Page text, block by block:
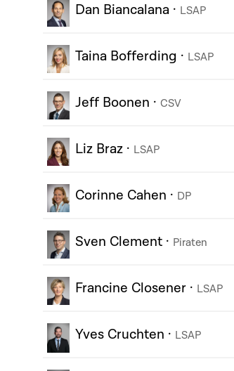
Dan Biancalana · LSAP
Taina Bofferding · LSAP
Jeff Boonen · CSV
Liz Braz · LSAP
Corinne Cahen · DP
Sven Clement · Piraten
Francine Closener · LSAP
Yves Cruchten · LSAP